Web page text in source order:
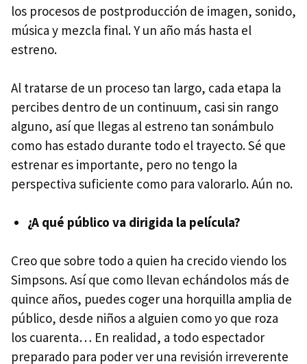
los procesos de postproducción de imagen, sonido,
música y mezcla final. Y un año más hasta el
estreno.
Al tratarse de un proceso tan largo, cada etapa la
percibes dentro de un continuum, casi sin rango
alguno, así que llegas al estreno tan sonámbulo
como has estado durante todo el trayecto. Sé que
estrenar es importante, pero no tengo la
perspectiva suficiente como para valorarlo. Aún no.
¿A qué público va dirigida la película?
Creo que sobre todo a quien ha crecido viendo los
Simpsons. Así que como llevan echándolos más de
quince años, puedes coger una horquilla amplia de
público, desde niños a alguien como yo que roza
los cuarenta… En realidad, a todo espectador
preparado para poder ver una revisión irreverente